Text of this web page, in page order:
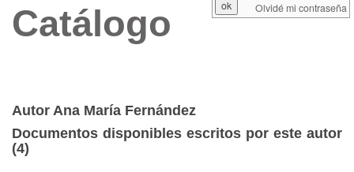
Catálogo
Autor Ana María Fernández
Documentos disponibles escritos por este autor
(4)
Olvidé mi contraseña